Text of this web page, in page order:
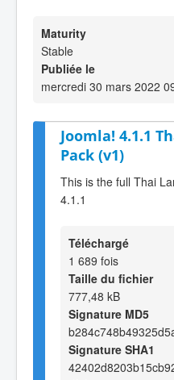
Maturity
Stable
Publiée le
mercredi 30 mars 2022
Joomla! 4.1.1
Pack (v1)
This is the full Thai
4.1.1
Téléchargé
1 689 fois
Taille du fichier
777,48 kB
Signature MD5
Signature SHA1